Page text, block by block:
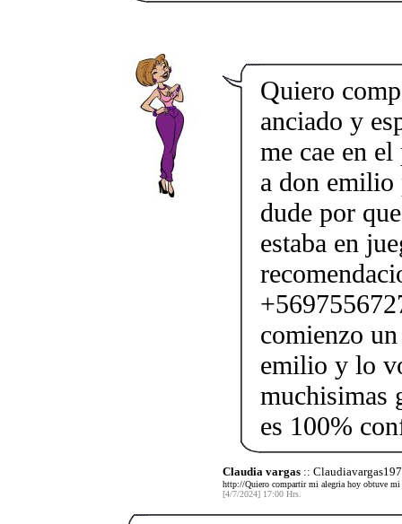
Quiero
anciado y
me cae en
a don
dude por
estaba en
comienzo
emilio y lo
muchisimas
es 100%
Claudia vargas::
http://Quiero compartir mi alegria hoy obtuve mi
[4/7/2024] 17:00 Hrs.